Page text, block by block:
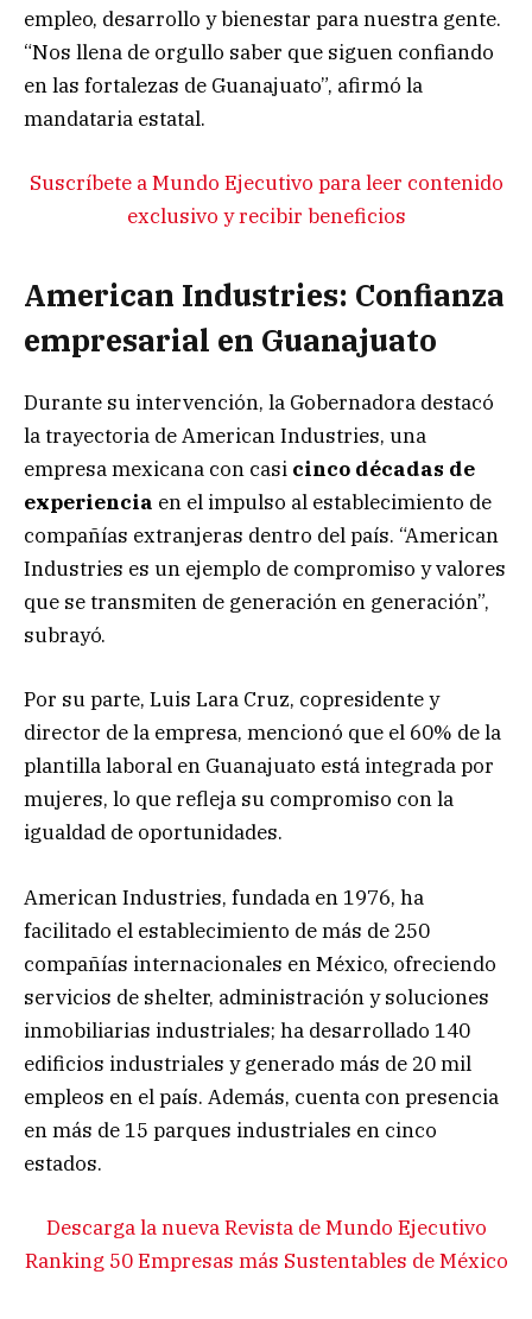
empleo, desarrollo y bienestar para nuestra gente.
“Nos llena de orgullo saber que siguen confiando
en las fortalezas de Guanajuato”, afirmó la
mandataria estatal.
Suscríbete a Mundo Ejecutivo para leer contenido
exclusivo y recibir beneficios
American Industries: Confianza
empresarial en Guanajuato
Durante su intervención, la Gobernadora destacó
la trayectoria de American Industries, una
empresa mexicana con casi cinco décadas de
experiencia en el impulso al establecimiento de
compañías extranjeras dentro del país. “American
Industries es un ejemplo de compromiso y valores
que se transmiten de generación en generación”,
subrayó.
Por su parte, Luis Lara Cruz, copresidente y
director de la empresa, mencionó que el 60% de la
plantilla laboral en Guanajuato está integrada por
mujeres, lo que refleja su compromiso con la
igualdad de oportunidades.
American Industries, fundada en 1976, ha
facilitado el establecimiento de más de 250
compañías internacionales en México, ofreciendo
servicios de shelter, administración y soluciones
inmobiliarias industriales; ha desarrollado 140
edificios industriales y generado más de 20 mil
empleos en el país. Además, cuenta con presencia
en más de 15 parques industriales en cinco
estados.
Descarga la nueva Revista de Mundo Ejecutivo
Ranking 50 Empresas más Sustentables de México